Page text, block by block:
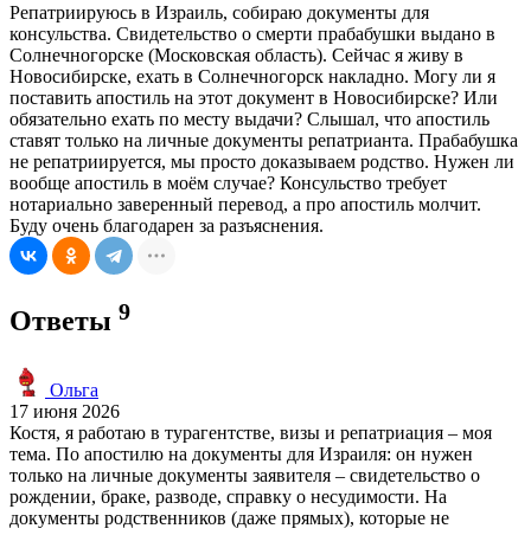
Репатриируюсь в Израиль, собираю документы для
консульства. Свидетельство о смерти прабабушки выдано в
Солнечногорске (Московская область). Сейчас я живу в
Новосибирске, ехать в Солнечногорск накладно. Могу ли я
поставить апостиль на этот документ в Новосибирске? Или
обязательно ехать по месту выдачи? Слышал, что апостиль
ставят только на личные документы репатрианта. Прабабушка
не репатриируется, мы просто доказываем родство. Нужен ли
вообще апостиль в моём случае? Консульство требует
нотариально заверенный перевод, а про апостиль молчит.
Буду очень благодарен за разъяснения.
Ответы 9
Ольга
17 июня 2026
Костя, я работаю в турагентстве, визы и репатриация – моя
тема. По апостилю на документы для Израиля: он нужен
только на личные документы заявителя – свидетельство о
рождении, браке, разводе, справку о несудимости. На
документы родственников (даже прямых), которые не